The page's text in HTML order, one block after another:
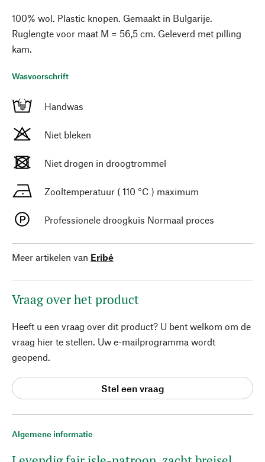
Algemene informatie
100% wol. Plastic knopen. Gemaakt in Bulgarije.
Ruglengte voor maat M = 56,5 cm. Geleverd met pilling
kam.
Wasvoorschrift
Handwas
Niet bleken
Niet drogen in droogtrommel
Zooltemperatuur ( 110 °C ) maximum
Professionele droogkuis Normaal proces
Meer artikelen van Eribé
Vraag over het product
Heeft u een vraag over dit product? U bent welkom om de
vraag hier te stellen. Uw e-mailprogramma wordt
geopend.
Stel een vraag